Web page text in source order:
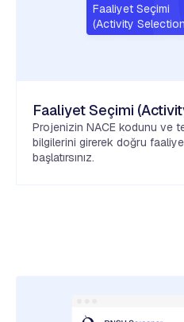
Faaliyet Seçimi
(Activity
Faaliyet Seçimi
Projenizin NACE kodunu ve
bilgilerini girerek doğru
başlatırsınız.